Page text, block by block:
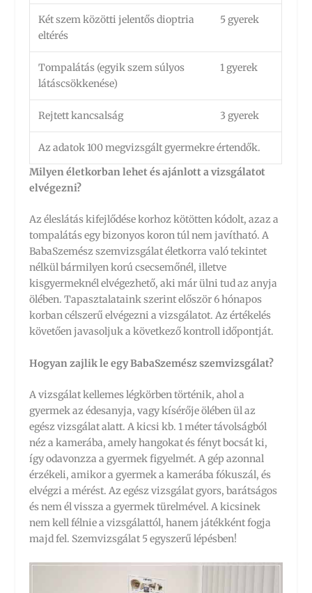
Két szem közötti jelentős dioptria
eltérés
5 gyerek
Tompalátás (egyik szem súlyos
látáscsökkenése)
1 gyerek
Rejtett kancsalság 3 gyerek
Az adatok 100 megvizsgált gyermekre értendők.
Milyen életkorban lehet és ajánlott a vizsgálatot
elvégezni?
Az éleslátás kifejlődése korhoz kötötten kódolt, azaz a
tompalátás egy bizonyos koron túl nem javítható. A
BabaSzemész szemvizsgálat életkorra való tekintet
nélkül bármilyen korú csecsemőnél, illetve
kisgyermeknél elvégezhető, aki már ülni tud az anyja
ölében. Tapasztalataink szerint először 6 hónapos
korban célszerű elvégezni a vizsgálatot. Az értékelés
követően javasoljuk a következő kontroll időpontját.
Hogyan zajlik le egy BabaSzemész szemvizsgálat?
A vizsgálat kellemes légkörben történik, ahol a
gyermek az édesanyja, vagy kísérője ölében ül az
egész vizsgálat alatt. A kicsi kb. 1 méter távolságból
néz a kamerába, amely hangokat és fényt bocsát ki,
így odavonzza a gyermek figyelmét. A gép azonnal
érzékeli, amikor a gyermek a kamerába fókuszál, és
elvégzi a mérést. Az egész vizsgálat gyors, barátságos
és nem él vissza a gyermek türelmével. A kicsinek
nem kell félnie a vizsgálattól, hanem játékként fogja
majd fel. Szemvizsgálat 5 egyszerű lépésben!